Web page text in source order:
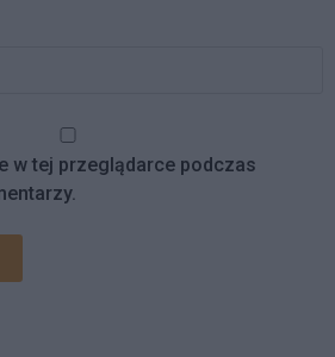
w tej przeglądarce podczas